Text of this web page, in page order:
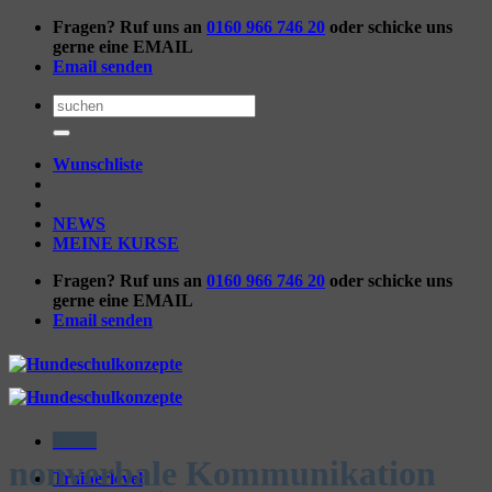
Zum
springen
Fragen? Ruf uns an 0160 966 746 20 oder schicke uns
gerne eine EMAIL
Email senden
Suchen
nach:
Wunschliste
NEWS
MEINE KURSE
Fragen? Ruf uns an 0160 966 746 20 oder schicke uns
gerne eine EMAIL
Email senden
Trainerlevel
nonverbale Kommunikation